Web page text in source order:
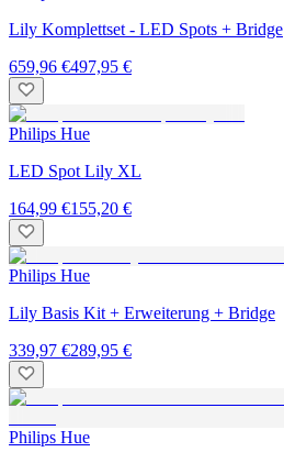
Lily Komplettset - LED Spots + Bridge
659,96 €497,95 €
Philips Hue
LED Spot Lily XL
164,99 €155,20 €
Philips Hue
Lily Basis Kit + Erweiterung + Bridge
339,97 €289,95 €
Philips Hue